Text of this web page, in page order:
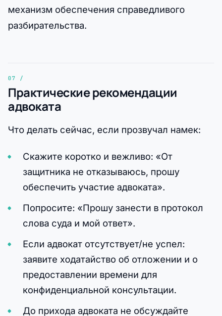
механизм обеспечения справедливого
разбирательства.
Практические рекомендации
адвоката
Что делать сейчас, если прозвучал намек:
Скажите коротко и вежливо: «От
защитника не отказываюсь, прошу
обеспечить участие адвоката».
Попросите: «Прошу занести в протокол
слова суда и мой ответ».
Если адвокат отсутствует/не успел:
заявите ходатайство об отложении и о
предоставлении времени для
конфиденциальной консультации.
До прихода адвоката не обсуждайте